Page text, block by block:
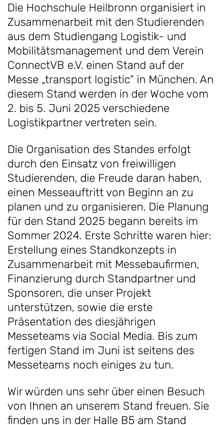
Die Hochschule Heilbronn organisiert in
Zusammenarbeit mit den Studierenden
aus dem Studiengang Logistik- und
Mobilitätsmanagement und dem Verein
ConnectVB e.V. einen Stand auf der
Messe „transport logistic“ in München. An
diesem Stand werden in der Woche vom
2. bis 5. Juni 2025 verschiedene
Logistikpartner vertreten sein.
Die Organisation des Standes erfolgt
durch den Einsatz von freiwilligen
Studierenden, die Freude daran haben,
einen Messeauftritt von Beginn an zu
planen und zu organisieren. Die Planung
für den Stand 2025 begann bereits im
Sommer 2024. Erste Schritte waren hier:
Erstellung eines Standkonzepts in
Zusammenarbeit mit Messebaufirmen,
Finanzierung durch Standpartner und
Sponsoren, die unser Projekt
unterstützen, sowie die erste
Präsentation des diesjährigen
Messeteams via Social Media. Bis zum
fertigen Stand im Juni ist seitens des
Messeteams noch einiges zu tun.
Wir würden uns sehr über einen Besuch
von Ihnen an unserem Stand freuen. Sie
finden uns in der Halle B5 am Stand